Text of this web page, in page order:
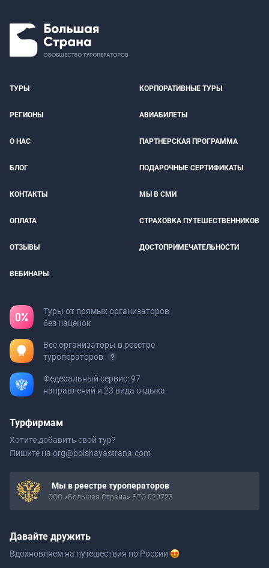
ТУРЫ КОРПОРАТИВНЫЕ ТУРЫ
РЕГИОНЫ АВИАБИЛЕТЫ
О НАС ПАРТНЕРСКАЯ ПРОГРАММА
БЛОГ ПОДАРОЧНЫЕ СЕРТИФИКАТЫ
КОНТАКТЫ МЫ В СМИ
ОПЛАТА СТРАХОВКА ПУТЕШЕСТВЕННИКОВ
ОТЗЫВЫ ДОСТОПРИМЕЧАТЕЛЬНОСТИ
ВЕБИНАРЫ
Туры от прямых организаторов
без наценок
Все организаторы в реестре
туроператоров
Федеральный сервис: 97
направлений и 23 вида отдыха
Турфирмам
Хотите добавить свой тур?
Пишите на org@bolshayastrana.com
Мы в реестре туроператоров
ООО «Большая Страна» РТО 020723
Давайте дружить
Вдохновляем на путешествия по России